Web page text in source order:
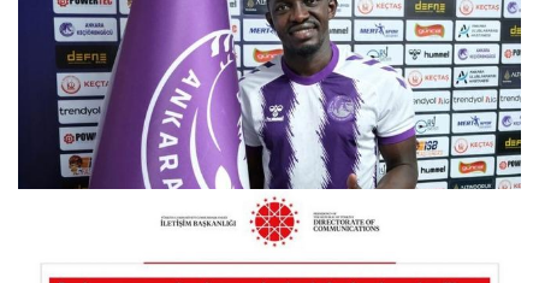
Keçiörengücü’ne Tecrübeli Katkı: Moryke Fofana Transferi